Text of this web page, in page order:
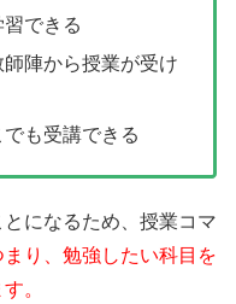
できる
師陣から授業が受け
も受講できる
になるため、授業コマ
まり、勉強したい科目を
。